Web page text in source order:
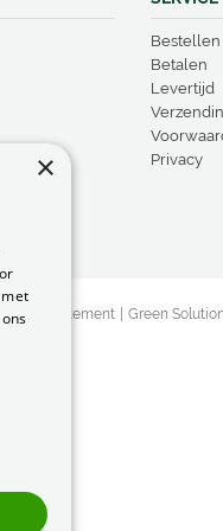
Bestellen
Betalen
Levertijd
Privacy
Statement Green
×